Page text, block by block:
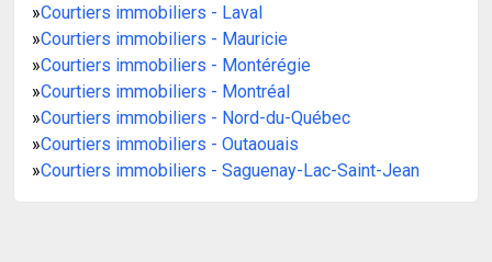
»Courtiers immobiliers - Laval
»Courtiers immobiliers - Mauricie
»Courtiers immobiliers - Montérégie
»Courtiers immobiliers - Montréal
»Courtiers immobiliers - Nord-du-Québec
»Courtiers immobiliers - Outaouais
»Courtiers immobiliers - Saguenay-Lac-Saint-Jean